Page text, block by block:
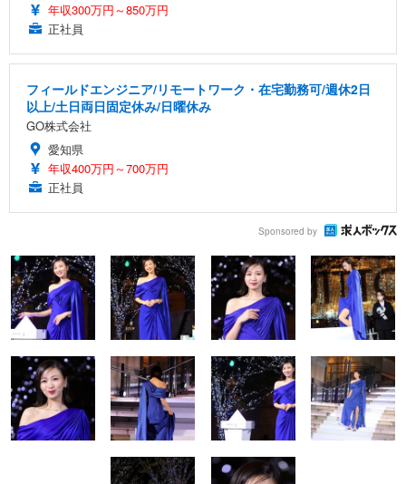
年収300万円～850万円
正社員
フィールドエンジニア/リモートワーク・在宅勤務可/週休2日
以上/土日両日固定休み/日曜休み
GO株式会社
愛知県
年収400万円～700万円
正社員
Sponsored by